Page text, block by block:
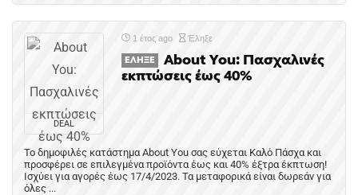
DEAL
1 έτος ago Έληξε
ΈΛΗΞΕ
About You: Πασχαλινές
εκπτώσεις έως 40%
Το δημοφιλές κατάστημα About You σας εύχεται Καλό Πάσχα και
προσφέρει σε επιλεγμένα προϊόντα έως και 40% έξτρα έκπτωση!
Ισχύει για αγορές έως 17/4/2023. Τα μεταφορικά είναι δωρεάν για
όλες ...